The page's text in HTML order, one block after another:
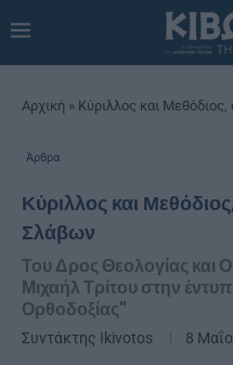
Αρχική » Κύριλλος και
Άρθρα
Κύριλλος και
Σλάβων
Του Δρος Θεολογίας και
Μιχαήλ Τρίτου στην
Ορθοδοξίας"
Συντάκτης Ikivotos 8